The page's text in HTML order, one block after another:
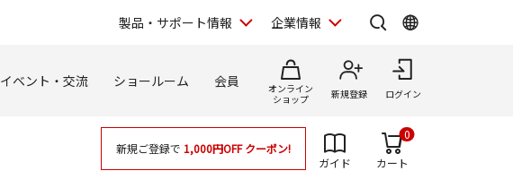
製品・サポート情報 企業情報
イベント・交流 ショールーム 会員
オンライン
ショップ
新規登録 ログイン
新規ご登録で 1,000円OFFクーポン!
ガイド
カート
0